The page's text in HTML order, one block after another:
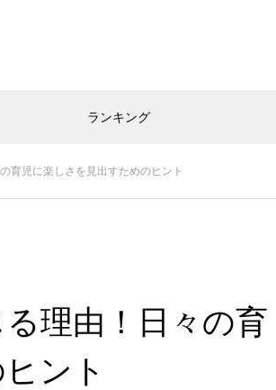
ランキング
育児に楽しさを見出すためのヒント
理由！日々の育
ント